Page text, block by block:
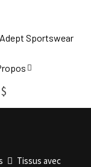
Adept Sportswear
$
Tissus avec